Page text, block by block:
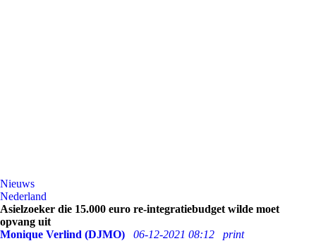
Nieuws
Nederland
Asielzoeker die 15.000 euro re-integratiebudget wilde moet
opvang uit
Monique Verlind (DJMO)
06-12-2021 08:12
print